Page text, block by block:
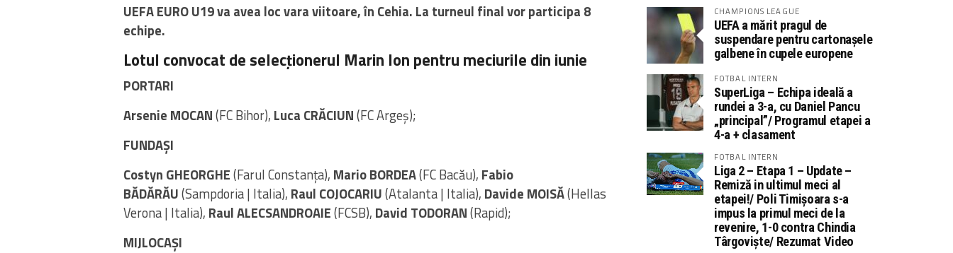
UEFA EURO U19 va avea loc vara viitoare, în Cehia. La turneul final vor participa 8
echipe.
Lotul convocat de selecționerul Marin Ion pentru meciurile din iunie
PORTARI
Arsenie MOCAN(FC Bihor), Luca CRĂCIUN(FC Argeș);
FUNDAȘI
Costyn GHEORGHE(Farul Constanța), Mario BORDEA(FC Bacău), Fabio
BĂDĂRĂU(Sampdoria | Italia), Raul COJOCARIU(Atalanta | Italia), Davide MOISĂ(Hellas
Verona | Italia), Raul ALECSANDROAIE(FCSB), David TODORAN(Rapid);
MIJLOCAȘI
CHAMPIONS LEAGUE
UEFA a mărit pragul de
suspendare pentru cartonașele
galbene în cupele europene
FOTBAL INTERN
SuperLiga – Echipa ideală a
rundei a 3-a, cu Daniel Pancu
„principal”/ Programul etapei a
4-a + clasament
FOTBAL INTERN
Liga 2 – Etapa 1 – Update –
Remiză in ultimul meci al
etapei!/ Poli Timișoara s-a
impus la primul meci de la
revenire, 1-0 contra Chindia
Târgoviște/ Rezumat Video